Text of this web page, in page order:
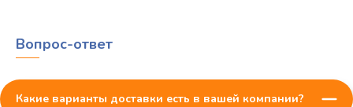
Вопрос-ответ
Какие варианты доставки есть в вашей компании?